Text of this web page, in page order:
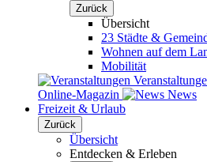
Zurück
Übersicht
23 Städte &
Wohnen auf dem
Mobilität
Online-Magazin
News
Freizeit & Urlaub
Zurück
Übersicht
Entdecken & Erleben